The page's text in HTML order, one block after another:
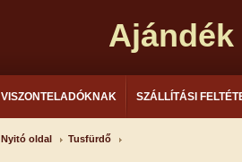
Ajándék
VISZONTELADÓKNAK SZÁLLÍTÁSI
Nyitó oldal Tusfürdő